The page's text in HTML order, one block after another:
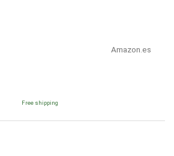
Amazon.es
Free shipping